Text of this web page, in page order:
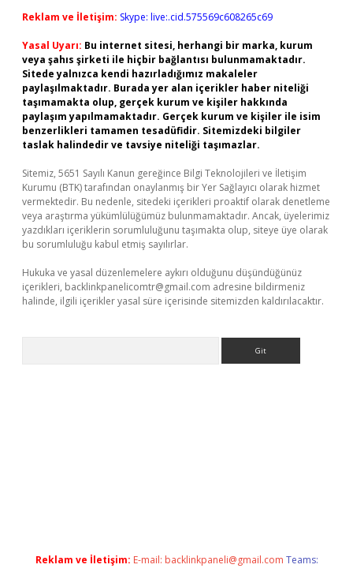
Reklam ve İletişim: Skype: live:.cid.575569c608265c69
Yasal Uyarı: Bu internet sitesi, herhangi bir marka, kurum
veya şahıs şirketi ile hiçbir bağlantısı bulunmamaktadır.
Sitede yalnızca kendi hazırladığımız makaleler
paylaşılmaktadır. Burada yer alan içerikler haber niteliği
taşımamakta olup, gerçek kurum ve kişiler hakkında
paylaşım yapılmamaktadır. Gerçek kurum ve kişiler ile isim
benzerlikleri tamamen tesadüfidir. Sitemizdeki bilgiler
taslak halindedir ve tavsiye niteliği taşımazlar.
Sitemiz, 5651 Sayılı Kanun gereğince Bilgi Teknolojileri ve İletişim
Kurumu (BTK) tarafından onaylanmış bir Yer Sağlayıcı olarak hizmet
vermektedir. Bu nedenle, sitedeki içerikleri proaktif olarak denetleme
veya araştırma yükümlülüğümüz bulunmamaktadır. Ancak, üyelerimiz
yazdıkları içeriklerin sorumluluğunu taşımakta olup, siteye üye olarak
bu sorumluluğu kabul etmiş sayılırlar.
Hukuka ve yasal düzenlemelere aykırı olduğunu düşündüğünüz
içerikleri, backlinkpanelicomtr@gmail.com adresine bildirmeniz
halinde, ilgili içerikler yasal süre içerisinde sitemizden kaldırılacaktır.
Reklam ve İletişim: E-mail: backlinkpaneli@gmail.com Teams: